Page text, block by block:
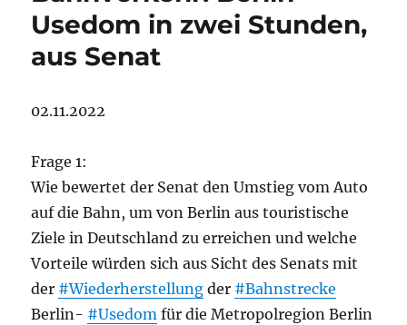
Usedom in zwei Stunden,
aus Senat
02.11.2022
Frage 1:
Wie bewertet der Senat den Umstieg vom Auto
auf die Bahn, um von Berlin aus touristische
Ziele in Deutschland zu erreichen und welche
Vorteile würden sich aus Sicht des Senats mit
der #Wiederherstellung der #Bahnstrecke
Berlin- #Usedom für die Metropolregion Berlin